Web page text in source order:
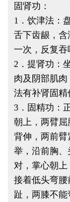
固肾功：
1．饮津法：
舌下齿龈，含
一次，反复吞
2．提肾功：
肉及阴部肌
法有补肾固精
3．固精功：
朝上，两臂
背伸，两前
举，沿前胸
对，掌心朝上
接着低头弯
趾，两膝不